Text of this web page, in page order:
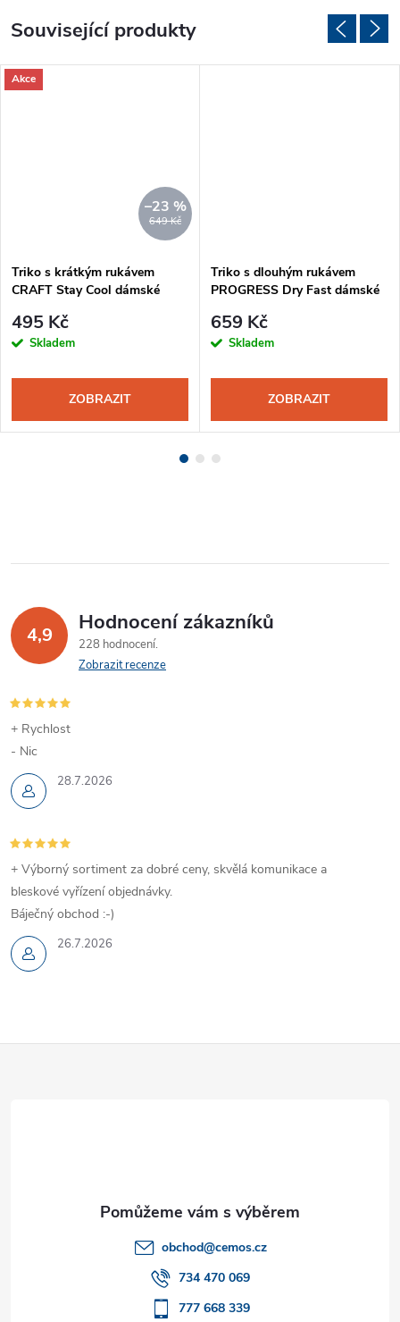
Související produkty
Akce
649 Kč
–23 %
Triko s krátkým rukávem
CRAFT Stay Cool dámské
495 Kč
Skladem
ZOBRAZIT
Triko s dlouhým rukávem
PROGRESS Dry Fast dámské
659 Kč
Skladem
ZOBRAZIT
4,9 Hodnocení zákazníků
228 hodnocení
Zobrazit recenze
28.7.2026
+ Rychlost
- Nic
26.7.2026
+ Výborný sortiment za dobré ceny, skvělá komunikace a
bleskové vyřízení objednávky.
Báječný obchod :-)
obchod@cemos.cz
734 470 069
777 668 339